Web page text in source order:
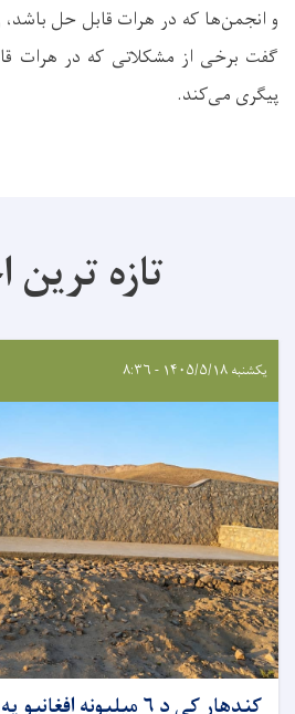
و انجمن‌ها که در هرات قابل حل
گفت برخی از مشکلاتی که در هرات
پیگری می‌کند.
تازه ترین
یکشنبه ۱۴۰۵/۵/۱۸ - ۸:۳۶